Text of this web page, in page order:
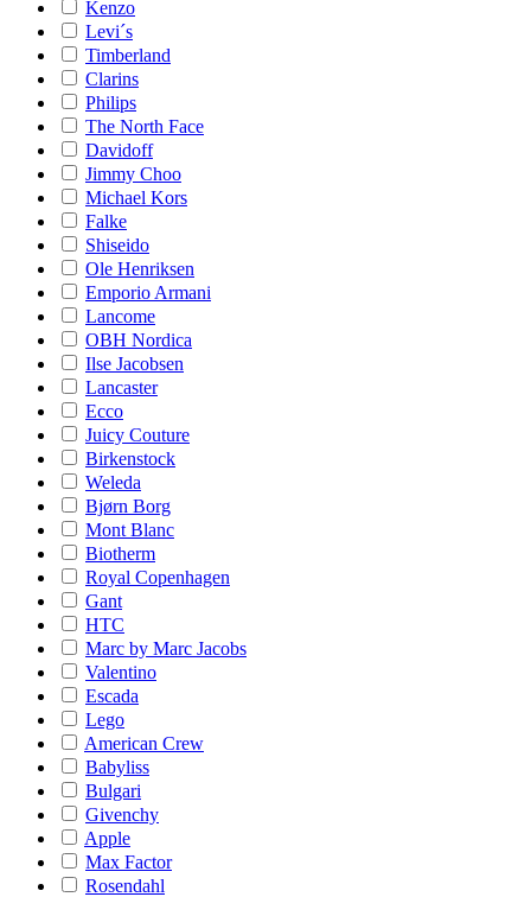
Kenzo
Levi´s
Timberland
Clarins
Philips
The North Face
Davidoff
Jimmy Choo
Michael Kors
Falke
Shiseido
Ole Henriksen
Emporio Armani
Lancome
OBH Nordica
Ilse Jacobsen
Lancaster
Ecco
Juicy Couture
Birkenstock
Weleda
Bjørn Borg
Mont Blanc
Biotherm
Royal Copenhagen
Gant
HTC
Marc by Marc Jacobs
Valentino
Escada
Lego
American Crew
Babyliss
Bulgari
Givenchy
Apple
Max Factor
Rosendahl